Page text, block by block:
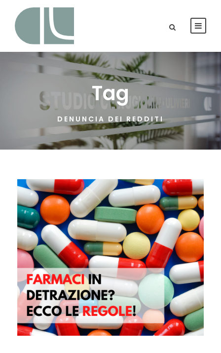
Tag
DENUNCIA DEI REDDITI